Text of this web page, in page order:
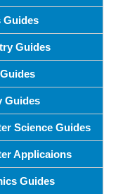
Guides
Guides
Guides
Science Guides
Applicaions
Guides